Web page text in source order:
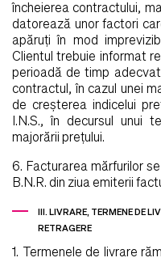
încheierea contractului,
datorează unor factori
apăruţi în mod
Clientul trebuie informat
perioadă de timp
contractul, în cazul unei
de creşterea indicelui
I.N.S., în decursul unui
majorării preţului.
6. Facturarea mărfurilor
B.N.R. din ziua emiterii
III. LIVRARE, TERMENE DE
RETRAGERE
1. Termenele de livrare